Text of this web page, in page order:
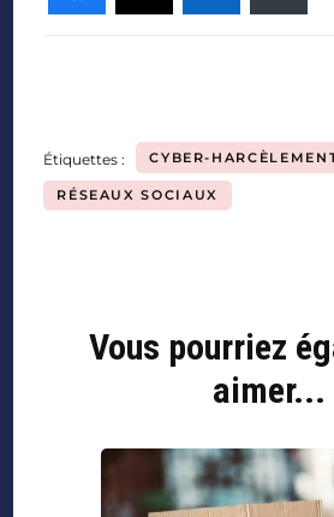
Étiquettes : CYBER-
RÉSEAUX SOCIAUX
Vous pourriez
aimer...